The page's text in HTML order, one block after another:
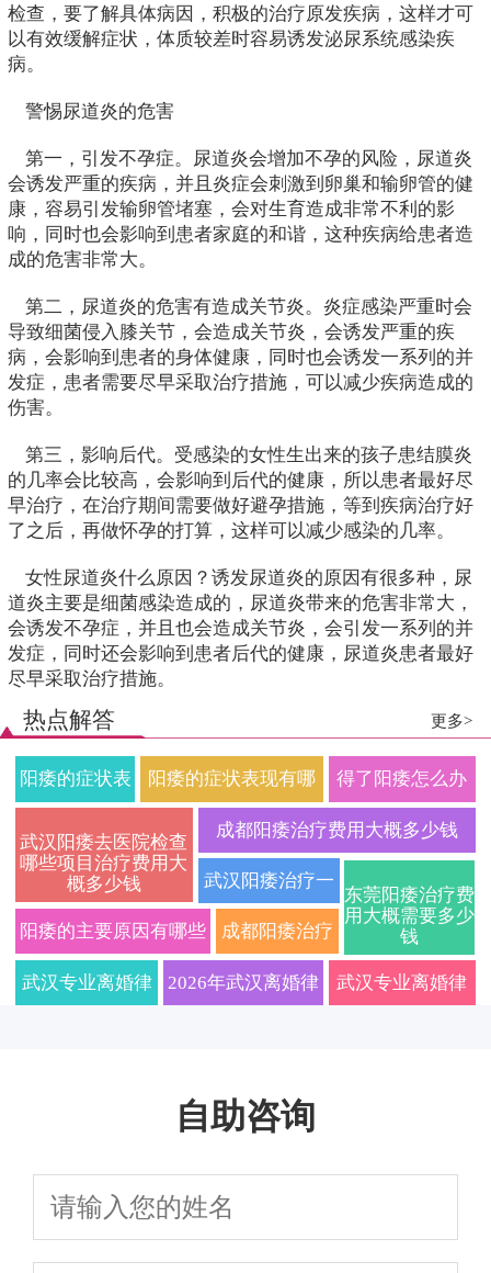
检查，要了解具体病因，积极的治疗原发疾病，这样才可
以有效缓解症状，体质较差时容易诱发泌尿系统感染疾
病。
警惕尿道炎的危害
第一，引发不孕症。尿道炎会增加不孕的风险，尿道炎
会诱发严重的疾病，并且炎症会刺激到卵巢和输卵管的健
康，容易引发输卵管堵塞，会对生育造成非常不利的影
响，同时也会影响到患者家庭的和谐，这种疾病给患者造
成的危害非常大。
第二，尿道炎的危害有造成关节炎。炎症感染严重时会
导致细菌侵入膝关节，会造成关节炎，会诱发严重的疾
病，会影响到患者的身体健康，同时也会诱发一系列的并
发症，患者需要尽早采取治疗措施，可以减少疾病造成的
伤害。
第三，影响后代。受感染的女性生出来的孩子患结膜炎
的几率会比较高，会影响到后代的健康，所以患者最好尽
早治疗，在治疗期间需要做好避孕措施，等到疾病治疗好
了之后，再做怀孕的打算，这样可以减少感染的几率。
女性尿道炎什么原因？诱发尿道炎的原因有很多种，尿
道炎主要是细菌感染造成的，尿道炎带来的危害非常大，
会诱发不孕症，并且也会造成关节炎，会引发一系列的并
发症，同时还会影响到患者后代的健康，尿道炎患者最好
尽早采取治疗措施。
热点解答 更多>
阳痿的症状表
痿怎么治疗才
能有效恢复
阳痿的症状表现有哪
些？2026年科学治疗
方法与日常调理指南
得了阳痿怎么办
需要做哪些检查
武汉阳痿去医院检查
哪些项目治疗费用大
概多少钱
成都阳痿治疗费用大概多少钱
2026
武汉阳痿治疗一
般需要多少钱
阳痿的主要原因有哪些
及日常预防措施
成都阳痿治疗
费用大概多少
东莞阳痿治疗费
用大概需要多少
钱
武汉专业离婚律 2026年武汉离婚律
专业团队这样选不
武汉专业离婚律
自助咨询